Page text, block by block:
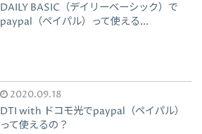
DAILY BASIC（デイリーベーシック）で
paypal（ペイパル）って使える...
2020.09.18
DTI with ドコモ光でpaypal（ペイパル）
って使えるの？